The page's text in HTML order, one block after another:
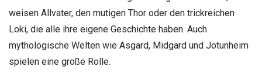
weisen Allvater, den mutigen Thor oder den trickreichen
Loki, die alle ihre eigene Geschichte haben. Auch
mythologische Welten wie Asgard, Midgard und Jotunheim
spielen eine große Rolle.